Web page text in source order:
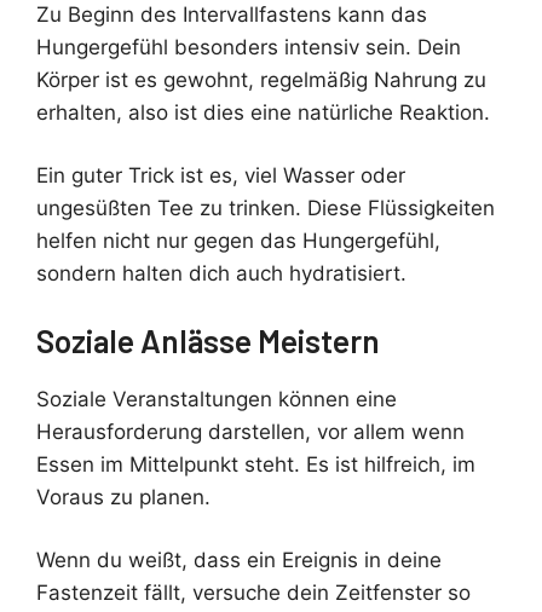
Zu Beginn des Intervallfastens kann das
Hungergefühl besonders intensiv sein. Dein
Körper ist es gewohnt, regelmäßig Nahrung zu
erhalten, also ist dies eine natürliche Reaktion.
Ein guter Trick ist es, viel Wasser oder
ungesüßten Tee zu trinken. Diese Flüssigkeiten
helfen nicht nur gegen das Hungergefühl,
sondern halten dich auch hydratisiert.
Soziale Anlässe Meistern
Soziale Veranstaltungen können eine
Herausforderung darstellen, vor allem wenn
Essen im Mittelpunkt steht. Es ist hilfreich, im
Voraus zu planen.
Wenn du weißt, dass ein Ereignis in deine
Fastenzeit fällt, versuche dein Zeitfenster so